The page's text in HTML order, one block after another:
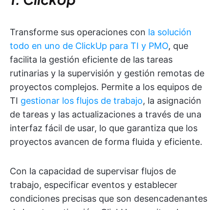
Transforme sus operaciones con la solución
todo en uno de ClickUp para TI y PMO, que
facilita la gestión eficiente de las tareas
rutinarias y la supervisión y gestión remotas de
proyectos complejos. Permite a los equipos de
TI gestionar los flujos de trabajo, la asignación
de tareas y las actualizaciones a través de una
interfaz fácil de usar, lo que garantiza que los
proyectos avancen de forma fluida y eficiente.
Con la capacidad de supervisar flujos de
trabajo, especificar eventos y establecer
condiciones precisas que son desencadenantes